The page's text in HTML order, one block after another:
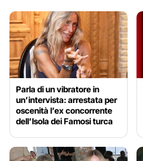
Parla di un vibratore in
un’intervista: arrestata per
oscenità l’ex concorrente
dell’Isola dei Famosi turca